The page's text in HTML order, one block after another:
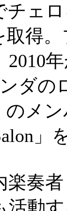
チェ
取得
2010
ダ
のメ
」
奏